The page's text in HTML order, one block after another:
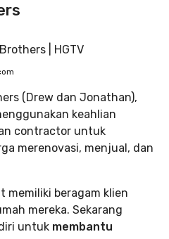
(Drew dan Jonathan),
keahlian
contractor untuk
merenovasi, menjual, dan
memiliki beragam klien
mereka. Sekarang
untuk membantu